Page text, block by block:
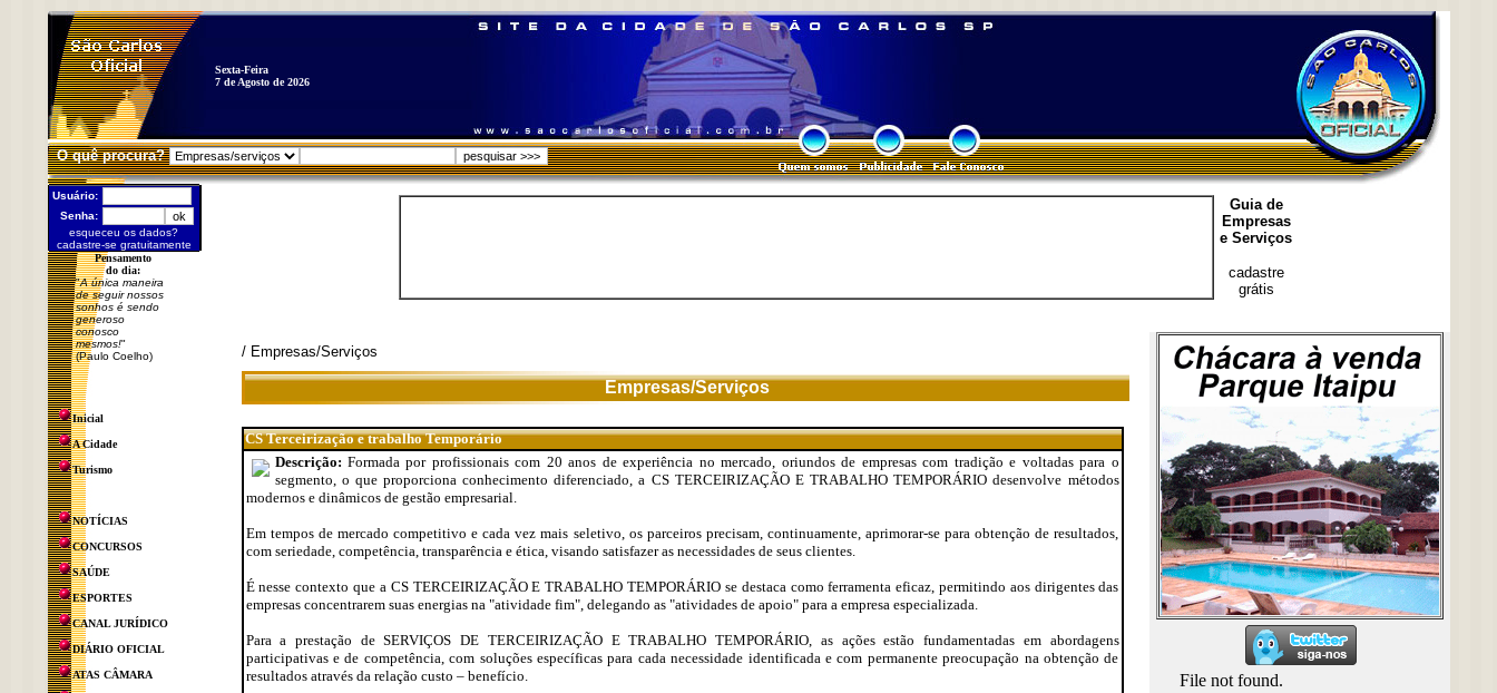
Sexta-Feira
7 de Agosto de 2026
O quê procura?
Usuário:
Senha:
esqueceu os dados?
cadastre-se gratuitamente
Pensamento
do dia:
"A única maneira
de seguir nossos
sonhos é sendo
generoso
conosco
mesmos!"
(Paulo Coelho)
Inicial
A Cidade
Turismo
NOTÍCIAS
CONCURSOS
SAÚDE
ESPORTES
CANAL JURÍDICO
DIÁRIO OFICIAL
ATAS CÂMARA
Guia de
Empresas
e Serviços
cadastre
grátis
/ Empresas/Serviços
Empresas/Serviços
CS Terceirização e trabalho Temporário
Descrição: Formada por profissionais com 20 anos de experiência no mercado, oriundos de empresas com tradição e voltadas para o
segmento, o que proporciona conhecimento diferenciado, a CS TERCEIRIZAÇÃO E TRABALHO TEMPORÁRIO desenvolve métodos
modernos e dinâmicos de gestão empresarial.
Em tempos de mercado competitivo e cada vez mais seletivo, os parceiros precisam, continuamente, aprimorar-se para obtenção de resultados,
com seriedade, competência, transparência e ética, visando satisfazer as necessidades de seus clientes.
É nesse contexto que a CS TERCEIRIZAÇÃO E TRABALHO TEMPORÁRIO se destaca como ferramenta eficaz, permitindo aos dirigentes das
empresas concentrarem suas energias na "atividade fim", delegando as "atividades de apoio" para a empresa especializada.
Para a prestação de SERVIÇOS DE TERCEIRIZAÇÃO E TRABALHO TEMPORÁRIO, as ações estão fundamentadas em abordagens
participativas e de competência, com soluções específicas para cada necessidade identificada e com permanente preocupação na obtenção de
resultados através da relação custo – benefício.